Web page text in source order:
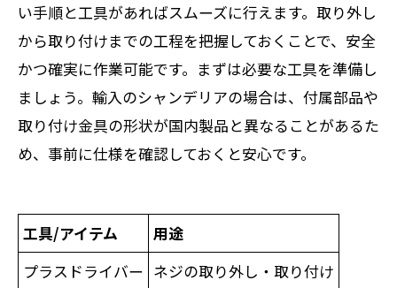
い手順と工具があればスムーズに行えます。取り外し
から取り付けまでの工程を把握しておくことで、安全
かつ確実に作業可能です。まずは必要な工具を準備し
ましょう。輸入のシャンデリアの場合は、付属部品や
取り付け金具の形状が国内製品と異なることがあるた
め、事前に仕様を確認しておくと安心です。
工具/アイテム
用途
プラスドライバー ネジの取り外し・取り付け